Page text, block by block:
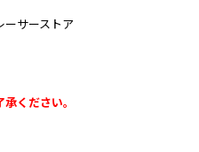
サーストア
ください。